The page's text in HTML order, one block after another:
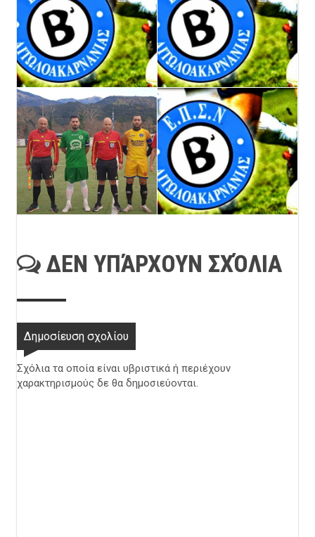
ΔΕΝ ΥΠΆΡΧΟΥΝ ΣΧΌΛΙΑ
Δημοσίευση σχολίου
Σχόλια τα οποία είναι υβριστικά ή περιέχουν
χαρακτηρισμούς δε θα δημοσιεύονται.